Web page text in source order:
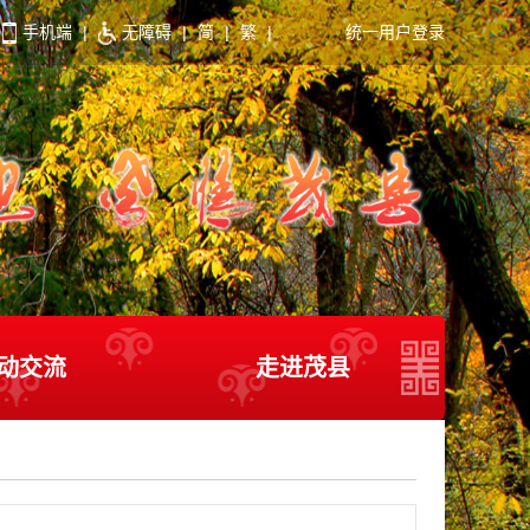
手机端 | 无障碍 | 简 | 繁 | 统一用户登录
交流 走进茂县